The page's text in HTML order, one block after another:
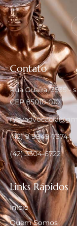
Contato
Rua Guaíra, 3535 -
CEP 85010-010
(42) 9 9949-7374
(42) 3304-6722
Links Rápidos
Início
Quem Somos